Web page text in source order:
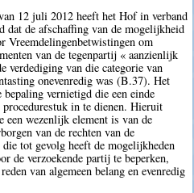
12 juli 2012 heeft het Hof in verband
dat de afschaffing van de mogelijkheid
Vreemdelingenbetwistingen om
van de tegenpartij « aanzienlijk
verdediging van die categorie van
onevenredig was (B.37). Het
vernietigd die een einde
in te dienen. Hieruit
een wezenlijk element is van de
van de rechten van de
tot gevolg heeft de mogelijkheden
de verzoekende partij te beperken,
van algemeen belang en evenredig